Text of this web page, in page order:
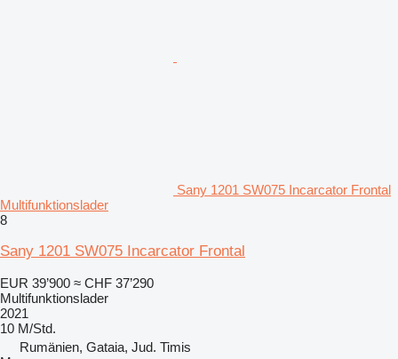
Sany 1201 SW075 Incarcator Frontal
Multifunktionslader
8
Sany 1201 SW075 Incarcator Frontal
EUR 39’900 ≈ CHF 37’290
Multifunktionslader
2021
10 M/Std.
Rumänien, Gataia, Jud. Timis